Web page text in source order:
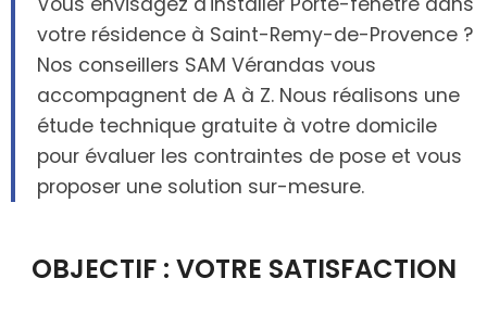
votre résidence à Saint-Remy-de-Provence ?
Nos conseillers SAM Vérandas vous
accompagnent de A à Z. Nous réalisons une
étude technique gratuite à votre domicile
pour évaluer les contraintes de pose et vous
proposer une solution sur-mesure.
OBJECTIF : VOTRE SATISFACTION